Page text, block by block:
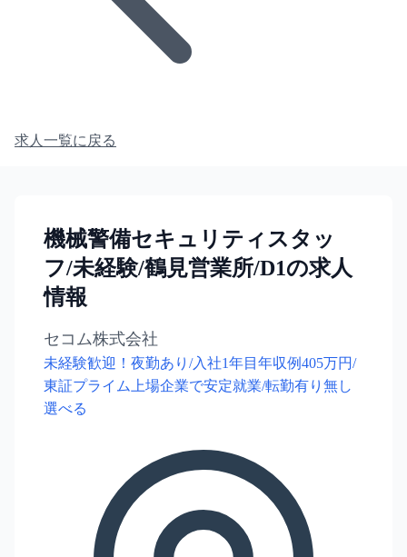
求人一覧に戻る
機械警備セキュリティスタッ
フ/未経験/鶴見営業所/D1の求人
情報
セコム株式会社
未経験歓迎！夜勤あり/入社1年目年収例405万円/
東証プライム上場企業で安定就業/転勤有り無し
選べる